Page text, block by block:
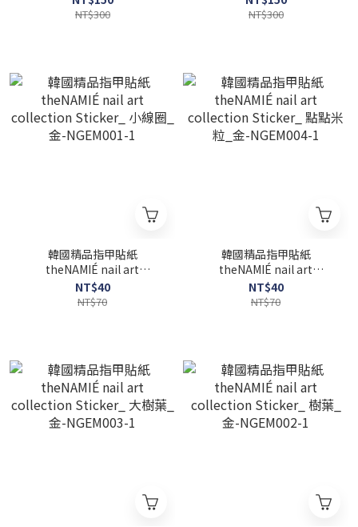
NT$300 NT$300
韓國精品指甲貼紙
theNAMIÉ nail art
collection Sticker_ 小線圈
_金-NGEM001-1
NT$40
NT$70
韓國精品指甲貼紙
theNAMIÉ nail art
collection Sticker_ 點點米
粒_金-NGEM004-1
NT$40
NT$70